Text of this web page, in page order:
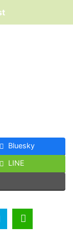
Bluesky
LINE